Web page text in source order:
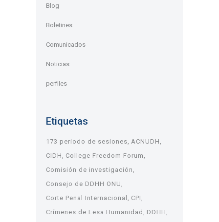
Blog
Boletines
Comunicados
Noticias
perfiles
Etiquetas
173 periodo de sesiones ACNUDH
CIDH
College Freedom Forum
Comisión de investigación
Consejo de DDHH ONU
Corte Penal Internacional
CPI
Crímenes de Lesa Humanidad
DDHH